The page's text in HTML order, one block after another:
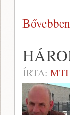
Bővebben
ÍRTA: MTI